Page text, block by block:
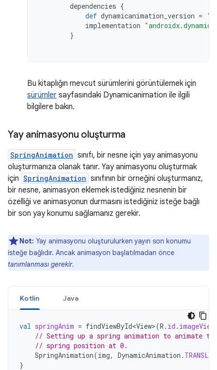
dependencies {
def dynamicanimation_version =
implementation
}
Bu kitaplığın mevcut sürümlerini görüntülemek için
sürümler sayfasındaki Dynamicanimation ile ilgili
bilgilere bakın.
Yay animasyonu oluşturma
SpringAnimation sınıfı, bir nesne için yay animasyonu
oluşturmanıza olanak tanır. Yay animasyonu oluşturmak
için SpringAnimation sınıfının bir örneğini oluşturmanız,
bir nesne, animasyon eklemek istediğiniz nesnenin bir
özelliği ve animasyonun durmasını istediğiniz isteğe bağlı
bir son yay konumu sağlamanız gerekir.
Not: Yay animasyonu oluşturulurken yayın son konumu
isteğe bağlıdır. Ancak animasyon başlatılmadan önce
tanımlanması gerekir.
Kotlin Java
val springAnim = findViewById<View>(R . id . imageView
// Setting up a spring animation to animate
// spring position at 0.
SpringAnimation(img, DynamicAnimation .
}